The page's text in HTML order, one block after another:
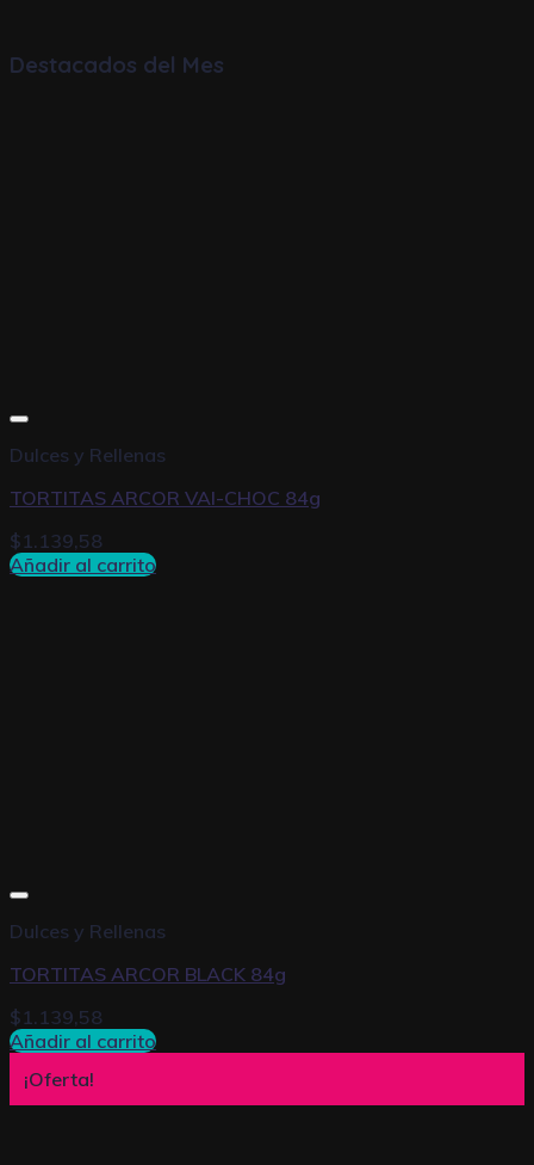
Destacados del Mes
Dulces y Rellenas
TORTITAS ARCOR VAI-CHOC 84g
$1.139,58
Añadir al carrito
Dulces y Rellenas
TORTITAS ARCOR BLACK 84g
$1.139,58
Añadir al carrito
¡Oferta!